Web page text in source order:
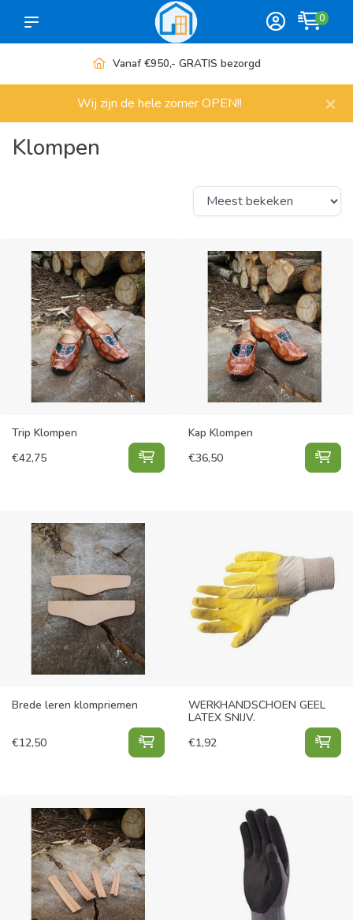
0
Meer dan 1000 artikelen
Wij zijn de hele zomer OPEN!! ×
Klompen
Trip Klompen
€42,75 Trip Klompen toevoegen aan
Kap Klompen
€36,50
Brede leren klompriemen
€12,50 Brede leren klompriemen
WERKHANDSCHOEN GEEL
LATEX SNIJV.
€1,92